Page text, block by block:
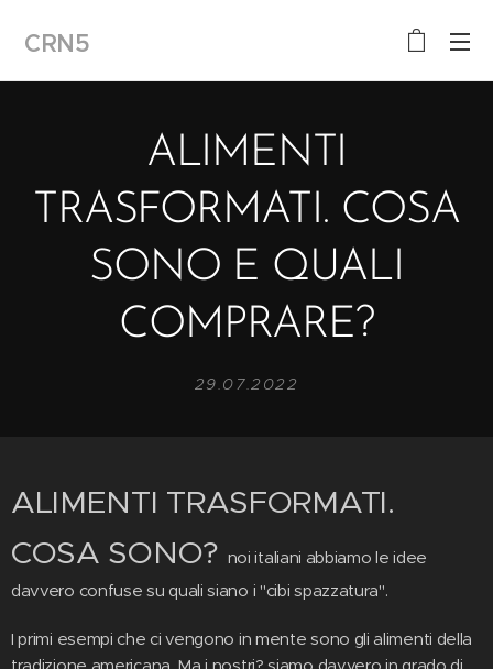
CRN5
ALIMENTI
TRASFORMATI. COSA
SONO E QUALI
COMPRARE?
29.07.2022
ALIMENTI TRASFORMATI.
COSA SONO? noi italiani abbiamo le idee
davvero confuse su quali siano i "cibi spazzatura".
I primi esempi che ci vengono in mente sono gli alimenti della